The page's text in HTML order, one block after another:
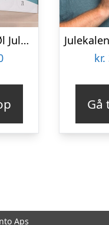
Lav Din Egen Øl Julekalender
kr.
Gå
Aps